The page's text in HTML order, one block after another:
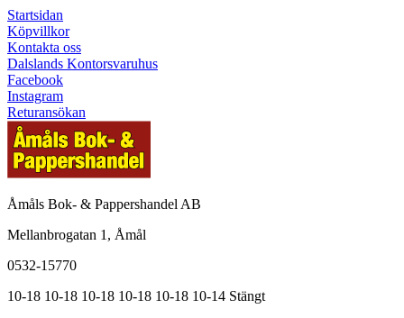
Startsidan
Köpvillkor
Kontakta oss
Dalslands Kontorsvaruhus
Facebook
Instagram
Returansökan
Åmåls Bok- & Pappershandel AB
Mellanbrogatan 1, Åmål
0532-15770
10-18 10-18 10-18 10-18 10-18 10-14 Stängt